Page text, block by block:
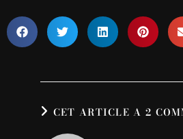
CET ARTICLE A 2